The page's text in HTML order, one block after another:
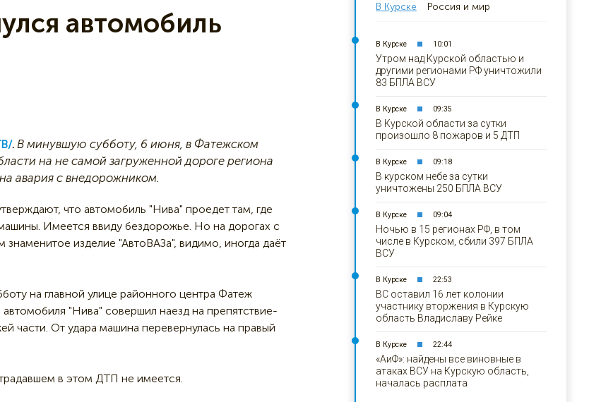
автомобиль
. В минувшую субботу, 6 июня, в Фатежском
на не самой загруженной дороге региона
авария с внедорожником.
что автомобиль "Нива" проедет там, где
Имеется ввиду бездорожье. Но на дорогах с
изделие "АвтоВАЗа", видимо, иногда даёт
на главной улице районного центра Фатеж
автомобиля "Нива" совершил наезд на препятствие-
части. От удара машина перевернулась на правый
в этом ДТП не имеется.
В Курске Россия и мир
В Курске 10:01
Утром над Курской областью и
другими регионами РФ уничтожили
83 БПЛА ВСУ
В Курске 09:35
В Курской области за сутки
произошло 8 пожаров и 5 ДТП
В Курске 09:18
В курском небе за сутки
уничтожены 250 БПЛА ВСУ
В Курске 09:04
Ночью в 15 регионах РФ, в том
числе в Курском, сбили 397 БПЛА
ВСУ
В Курске 22:53
ВС оставил 16 лет колонии
участнику вторжения в Курскую
область Владиславу Рейке
В Курске 22:44
«АиФ»: найдены все виновные в
атаках ВСУ на Курскую область,
началась расплата